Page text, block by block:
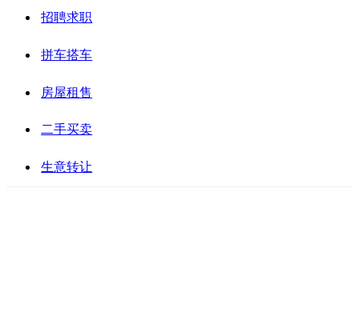
招聘求职
拼车搭车
房屋租售
二手买卖
生意转让